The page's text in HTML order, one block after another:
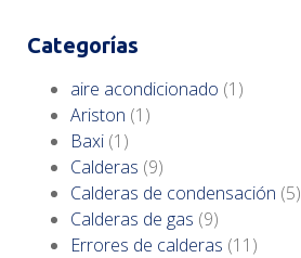
Categorías
aire acondicionado (1)
Ariston (1)
Baxi (1)
Calderas (9)
Calderas de condensación (5)
Calderas de gas (9)
Errores de calderas (11)